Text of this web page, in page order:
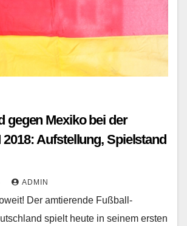
gegen Mexiko bei der
2018: Aufstellung, Spielstand
ADMIN
Der amtierende Fußball-
spielt heute in seinem ersten